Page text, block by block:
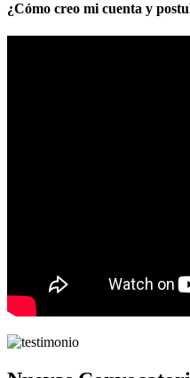
¿Cómo creo mi cuenta y